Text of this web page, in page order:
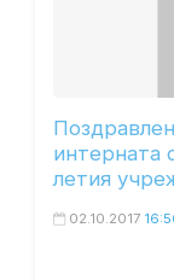
интерната
летия
02.10.2017